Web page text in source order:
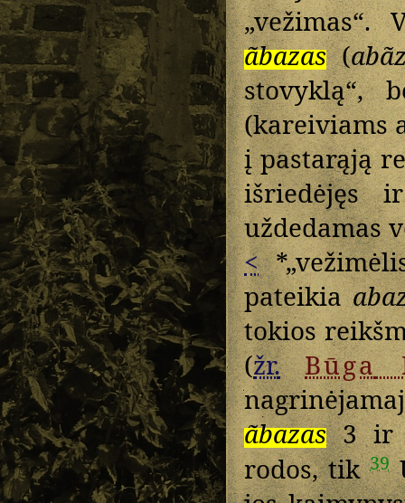
ãbazas(
stovyklą“,
(kareiviams
į pastarąją
išriedėjęs
uždedamas
<
pateikia
tokios
(žr. Būga
ãbazas3
rodos, tik39